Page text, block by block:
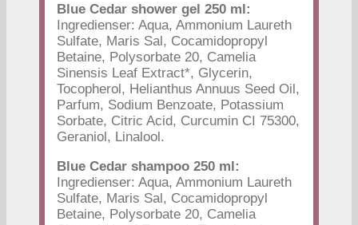
Blue Cedar shower gel 250 ml:
Ingredienser: Aqua, Ammonium Laureth
Sulfate, Maris Sal, Cocamidopropyl
Betaine, Polysorbate 20, Camelia
Sinensis Leaf Extract*, Glycerin,
Tocopherol, Helianthus Annuus Seed Oil,
Parfum, Sodium Benzoate, Potassium
Sorbate, Citric Acid, Curcumin CI 75300,
Geraniol, Linalool.
Blue Cedar shampoo 250 ml:
Ingredienser: Aqua, Ammonium Laureth
Sulfate, Maris Sal, Cocamidopropyl
Betaine, Polysorbate 20, Camelia